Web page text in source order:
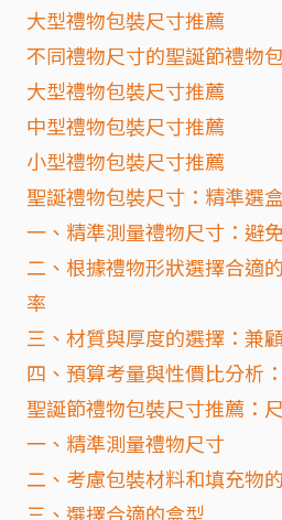
大型禮物包裝尺寸推薦
不同禮物尺寸的聖誕節禮物
大型禮物包裝尺寸推薦
中型禮物包裝尺寸推薦
小型禮物包裝尺寸推薦
聖誕禮物包裝尺寸：精準選
一、精準測量禮物尺寸：避
二、根據禮物形狀選擇合適
率
三、材質與厚度的選擇：兼
四、預算考量與性價比分析
聖誕節禮物包裝尺寸推薦：
一、精準測量禮物尺寸
二、考慮包裝材料和填充物
三、選擇合適的盒型